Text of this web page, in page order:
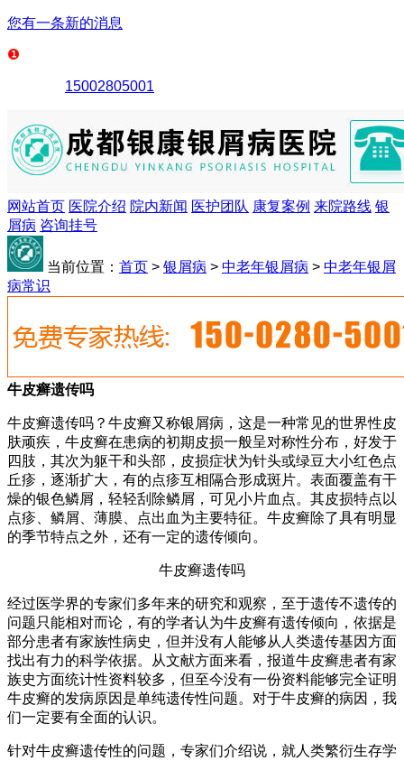
您有一条新的消息
15002805001
网站首页 医院介绍 院内新闻 医护团队 康复案例 来院路线 银
屑病 咨询挂号
当前位置： 首页 > 银屑病 > 中老年银屑病 > 中老年银屑
病常识
牛皮癣遗传吗
牛皮癣遗传吗？牛皮癣又称银屑病，这是一种常见的世界性皮
肤顽疾，牛皮癣在患病的初期皮损一般呈对称性分布，好发于
四肢，其次为躯干和头部，皮损症状为针头或绿豆大小红色点
丘疹，逐渐扩大，有的点疹互相隔合形成斑片。表面覆盖有干
燥的银色鳞屑，轻轻刮除鳞屑，可见小片血点。其皮损特点以
点疹、鳞屑、薄膜、点出血为主要特征。牛皮癣除了具有明显
的季节特点之外，还有一定的遗传倾向。
牛皮癣遗传吗
经过医学界的专家们多年来的研究和观察，至于遗传不遗传的
问题只能相对而论，有的学者认为牛皮癣有遗传倾向，依据是
部分患者有家族性病史，但并没有人能够从人类遗传基因方面
找出有力的科学依据。从文献方面来看，报道牛皮癣患者有家
族史方面统计性资料较多，但至今没有一份资料能够完全证明
牛皮癣的发病原因是单纯遗传性问题。对于牛皮癣的病因，我
们一定要有全面的认识。
针对牛皮癣遗传性的问题，专家们介绍说，就人类繁衍生存学